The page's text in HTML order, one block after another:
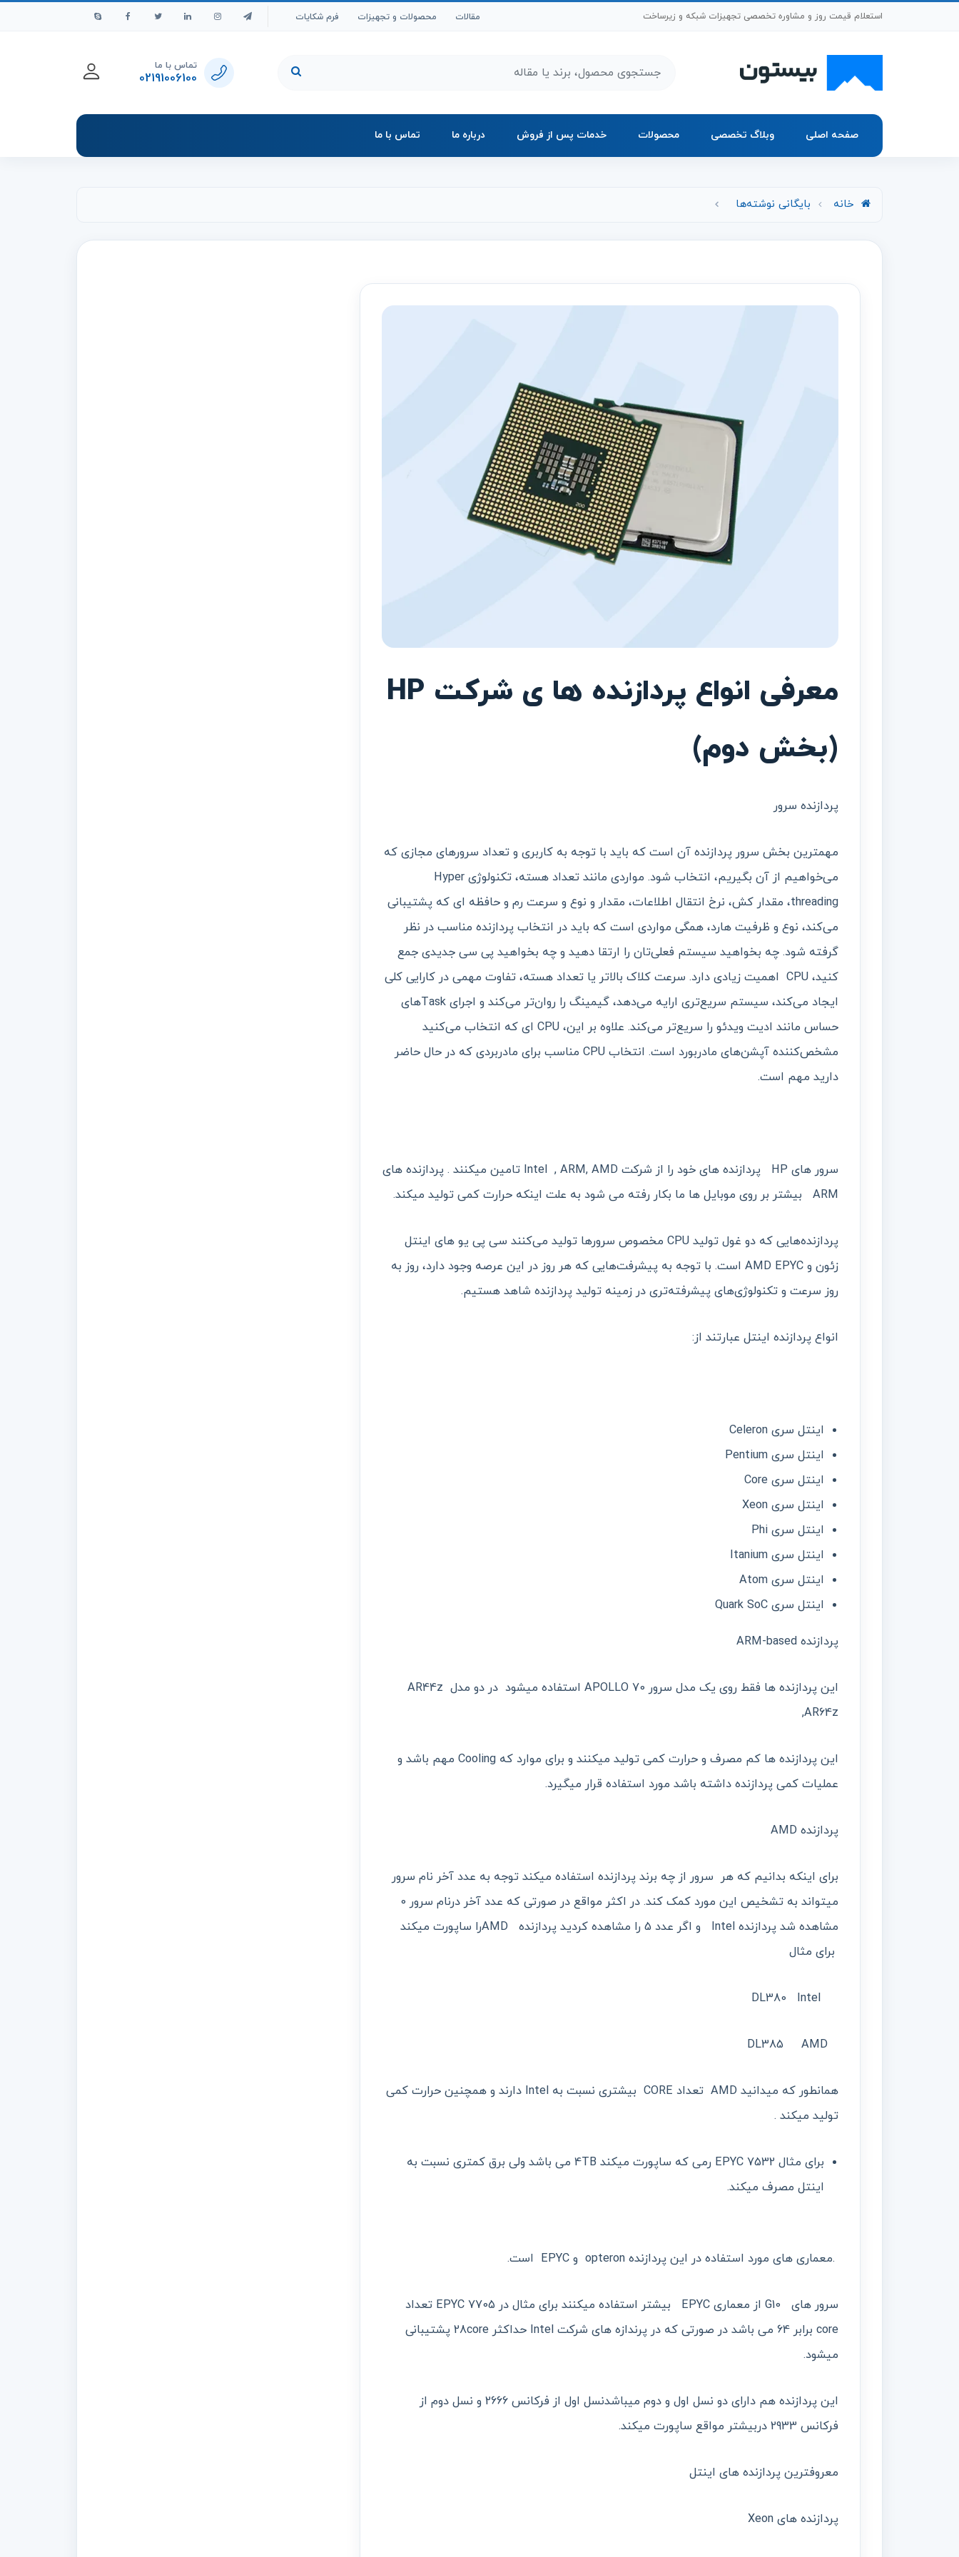
پرش به محتوای اصلیاستعلام قیمت روز و مشاوره تخصصی تجهیزات شبکه و زیرساخت مقالات محصولات و تجهیزات فرم شکایات
تماس با ما
02191006100
صفحه اصلی وبلاگ تخصصی محصولات خدمات پس از فروش درباره ما تماس با ما
خانه بایگانی نوشته‌ها
معرفی انواع پردازنده ها ی شرکت HP
(بخش دوم)
پردازنده سرور
مهمترین بخش سرور پردازنده آن است که باید با توجه به کاربری و تعداد سرورهای مجازی که
می‌خواهیم از آن بگیریم، انتخاب شود. مواردی مانند تعداد هسته، تکنولوژی Hyper
threading، مقدار کش، نرخ انتقال اطلاعات، مقدار و نوع و سرعت رم و حافظه ای که پشتیبانی
می‌کند، نوع و ظرفیت هارد، همگی مواردی است که باید در انتخاب پردازنده مناسب در نظر
گرفته شود. چه بخواهید سیستم فعلی‌تان را ارتقا دهید و چه بخواهید پی سی جدیدی جمع
کنید، CPU اهمیت زیادی دارد. سرعت کلاک بالاتر یا تعداد هسته، تفاوت مهمی در کارایی کلی
ایجاد می‌کند، سیستم سریع‌تری ارایه می‌دهد، گیمینگ را روان‌تر می‌کند و اجرای Taskهای
حساس مانند ادیت ویدئو را سریع‌تر می‌کند. علاوه بر این، CPU ای که انتخاب می‌کنید
مشخص‌کننده آپشن‌های مادربورد است. انتخاب CPU مناسب برای مادربردی که در حال حاضر
دارید مهم است.
سرور های HP پردازنده های خود را از شرکت Intel , ARM, AMD تامین میکنند . پردازنده های
ARM بیشتر بر روی موبایل ها ما بکار رفته می شود به علت اینکه حرارت کمی تولید میکند.
پردازنده‌هایی که دو غول تولید CPU مخصوص سرورها تولید می‌کنند سی پی یو های اینتل
زئون و AMD EPYC است. با توجه به پیشرفت‌هایی که هر روز در این عرصه وجود دارد، روز به
روز سرعت و تکنولوژی‌های پیشرفته‌تری در زمینه تولید پردازنده شاهد هستیم.
انواع پردازنده اینتل عبارتند از:
اینتل سری Celeron
اینتل سری Pentium
اینتل سری Core
اینتل سری Xeon
اینتل سری Phi
اینتل سری Itanium
اینتل سری Atom
اینتل سری Quark SoC
پردازنده ARM-based
این پردازنده ها فقط روی یک مدل سرور APOLLO 70 استفاده میشود در دو مدل AR44z
,AR64z
این پردازنده ها کم مصرف و حرارت کمی تولید میکنند و برای موارد که Cooling مهم باشد و
عملیات کمی پردازنده داشته باشد مورد استفاده قرار میگیرد.
پردازنده AMD
برای اینکه بدانیم که هر سرور از چه برند پردازنده استفاده میکند توجه به عدد آخر نام سرور
میتواند به تشخیص این مورد کمک کند. در اکثر مواقع در صورتی که عدد آخر درنام سرور 0
مشاهده شد پردازنده Intel و اگر عدد 5 را مشاهده کردید پردازنده AMDرا ساپورت میکند
برای مثال
همانطور که میدانید AMD تعداد CORE بیشتری نسبت به Intel دارند و همچنین حرارت کمی
تولید میکند .
برای مثال EPYC 7532 رمی که ساپورت میکند 4TB می باشد ولی برق کمتری نسبت به
اینتل مصرف میکند.
.معماری های مورد استفاده در این پردازنده opteron و EPYC است.
سرور های G10 از معماری EPYC بیشتر استفاده میکنند برای مثال در EPYC 7705 تعداد
core برابر 64 می باشد در صورتی که در پرندازه های شرکت Intel حداکثر 28core پشتیبانی
میشود.
این پردازنده هم دارای دو نسل اول و دوم میباشدنسل اول از فرکانس 2666 و نسل دوم از
فرکانس 2933 دربیشتر مواقع ساپورت میکند.
معروفترین پردازنده های اینتل
پردازنده های Xeon